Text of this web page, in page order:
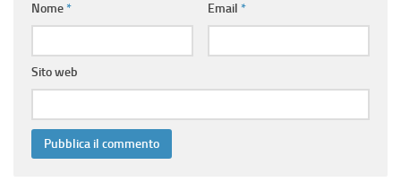
Nome* Email *
Sito web